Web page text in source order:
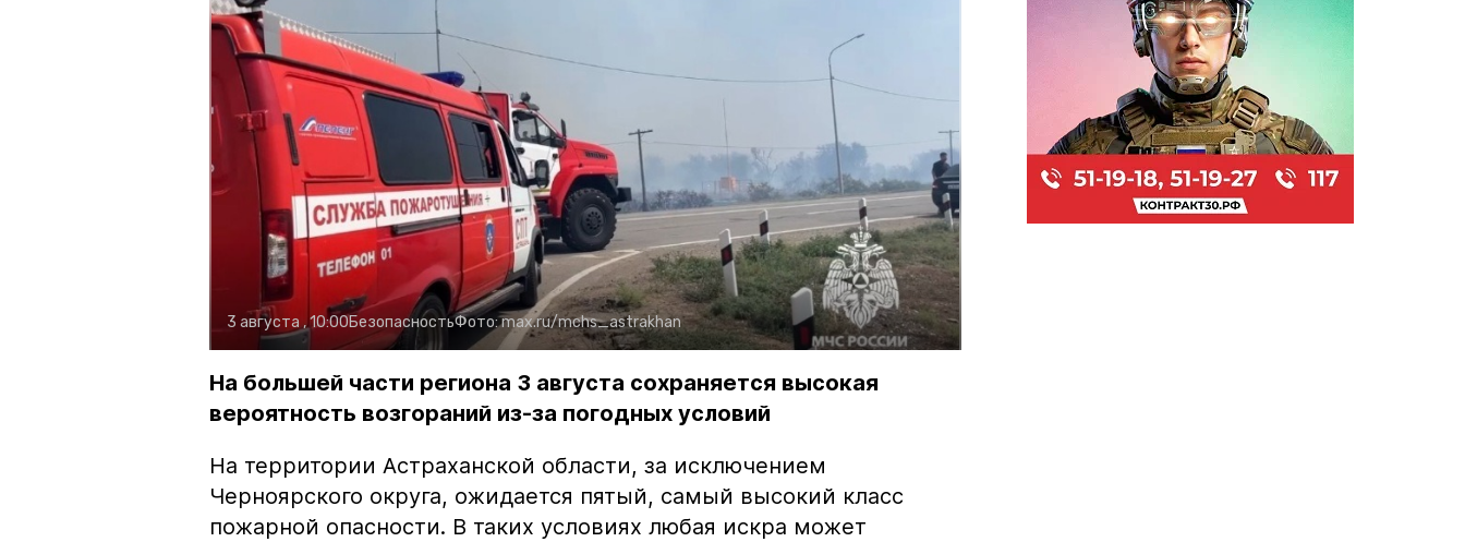
3 августа , 10:00БезопасностьФото:max.ru/mchs_astrakhan
На большей части региона 3 августа сохраняется высокая
вероятность возгораний из-за погодных условий
На территории Астраханской области, за исключением
Черноярского округа, ожидается пятый, самый высокий класс
пожарной опасности. В таких условиях любая искра может